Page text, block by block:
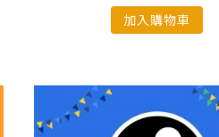
加入購物車